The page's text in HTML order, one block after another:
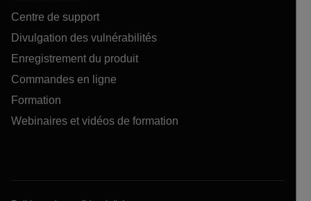
Centre de support
Divulgation des vulnérabilités
Enregistrement du produit
Commandes en ligne
Formation
Webinaires et vidéos de formation